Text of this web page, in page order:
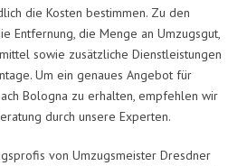
die Kosten bestimmen. Zu den
Entfernung, die Menge an Umzugsgut,
sowie zusätzliche Dienstleistungen
Um ein genaues Angebot für
Bologna zu erhalten, empfehlen wir
durch unsere Experten.
von Umzugsmeister Dresdner